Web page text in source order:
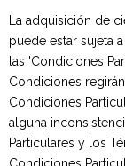
La adquisición de
puede estar sujeta
las 'Condiciones
Condiciones
Condiciones
alguna
Particulares y los